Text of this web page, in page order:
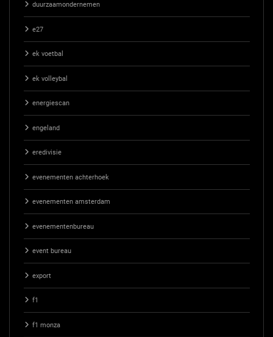
duurzaamondernemen
e27
ek voetbal
ek volleybal
energiescan
engeland
eredivisie
evenementen achterhoek
evenementen amsterdam
evenementenbureau
event bureau
export
f1
f1 monza